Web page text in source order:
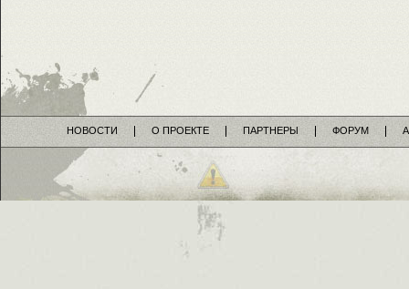
НОВОСТИ О ПРОЕКТЕ ПАРТНЕРЫ ФОРУМ